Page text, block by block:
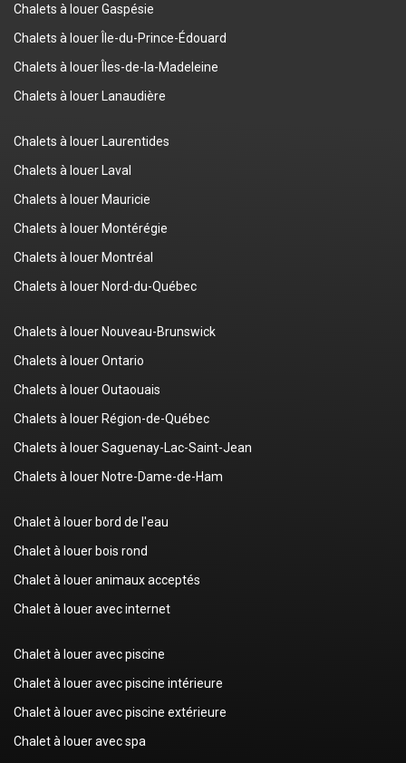
Chalets à louer Gaspésie
Chalets à louer Île-du-Prince-Édouard
Chalets à louer Îles-de-la-Madeleine
Chalets à louer Lanaudière
Chalets à louer Laurentides
Chalets à louer Laval
Chalets à louer Mauricie
Chalets à louer Montérégie
Chalets à louer Montréal
Chalets à louer Nord-du-Québec
Chalets à louer Nouveau-Brunswick
Chalets à louer Ontario
Chalets à louer Outaouais
Chalets à louer Région-de-Québec
Chalets à louer Saguenay-Lac-Saint-Jean
Chalets à louer Notre-Dame-de-Ham
Chalet à louer bord de l'eau
Chalet à louer bois rond
Chalet à louer animaux acceptés
Chalet à louer avec internet
Chalet à louer avec piscine
Chalet à louer avec piscine intérieure
Chalet à louer avec piscine extérieure
Chalet à louer avec spa